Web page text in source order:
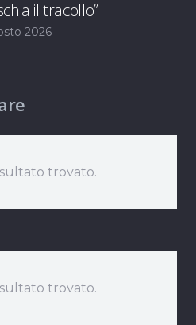
il tracollo”
2026
trovato.
trovato.